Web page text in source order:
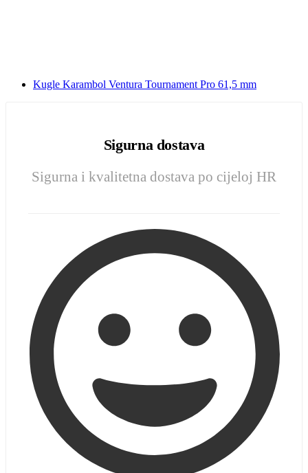
Kugle Karambol Ventura Tournament Pro 61,5 mm
Sigurna dostava
Sigurna i kvalitetna dostava po cijeloj HR